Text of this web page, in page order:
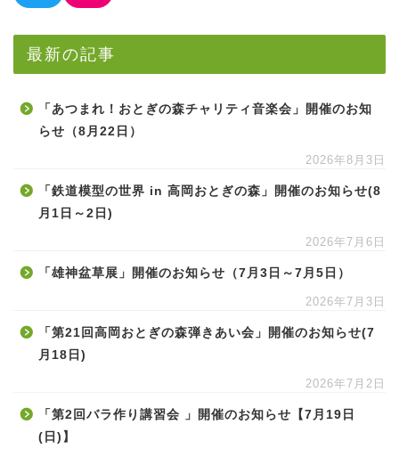
最新の記事
「あつまれ！おとぎの森チャリティ音楽会」開催のお知
らせ（8月22日）
2026年8月3日
「鉄道模型の世界 in 高岡おとぎの森」開催のお知らせ(8
月1日～2日)
2026年7月6日
「雄神盆草展」開催のお知らせ（7月3日～7月5日）
2026年7月3日
「第21回高岡おとぎの森弾きあい会」開催のお知らせ(7
月18日)
2026年7月2日
「第2回バラ作り講習会 」開催のお知らせ【7月19日
(日)】